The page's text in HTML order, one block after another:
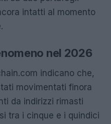
intatti al momento
nel 2026
indicano che,
movimentati finora
da indirizzi rimasti
tra i cinque e i quindici